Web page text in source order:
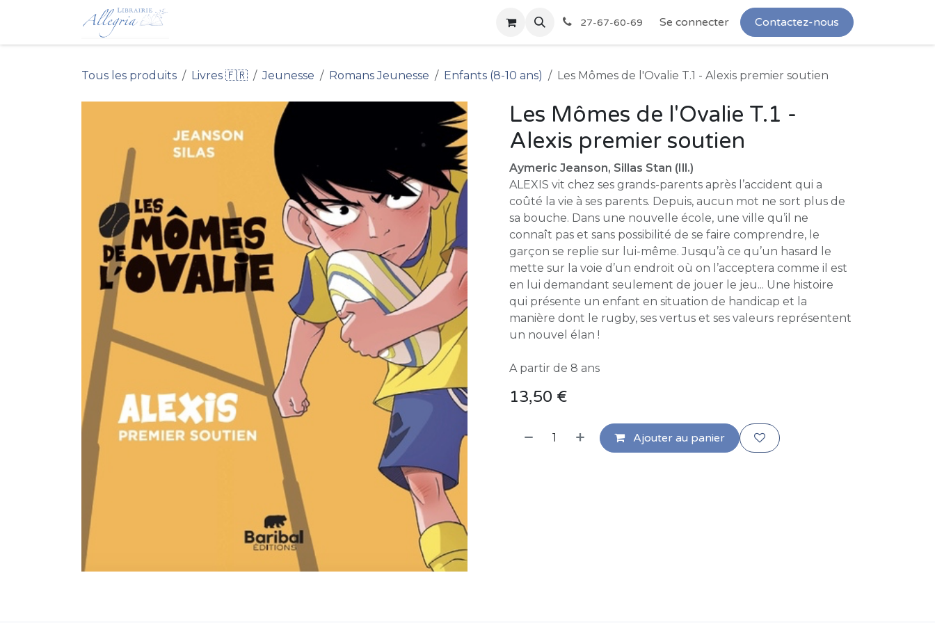
Se rendre au contenu
27-67-60-69 Se connecter Contactez-nous
Tous les produits Livres 🇫🇷 Jeunesse Romans Jeunesse Enfants (8-10 ans) Les Mômes de l'Ovalie T.1 - Alexis premier soutien
Les Mômes de l'Ovalie T.1 -
Alexis premier soutien
Aymeric Jeanson, Sillas Stan (Ill.)
ALEXIS vit chez ses grands-parents après l’accident qui a
coûté la vie à ses parents. Depuis, aucun mot ne sort plus de
sa bouche. Dans une nouvelle école, une ville qu’il ne
connaît pas et sans possibilité de se faire comprendre, le
garçon se replie sur lui-même. Jusqu’à ce qu’un hasard le
mette sur la voie d’un endroit où on l’acceptera comme il est
en lui demandant seulement de jouer le jeu... Une histoire
qui présente un enfant en situation de handicap et la
manière dont le rugby, ses vertus et ses valeurs représentent
un nouvel élan !
A partir de 8 ans
13,50 €
Ajouter au panier